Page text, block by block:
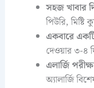
সহজ খাবার
পিউরি, মিষ্টি
একবারে
দেওয়ার ৩-৪
এলার্জি
অ্যালার্জি